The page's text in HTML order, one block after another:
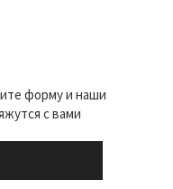
форму и наши
с вами